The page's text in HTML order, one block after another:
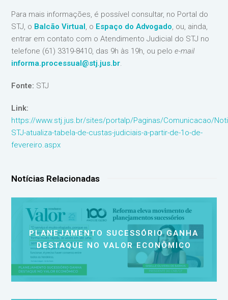
Para mais informações, é possível consultar, no Portal do
STJ, o Balcão Virtual, o Espaço do Advogado, ou, ainda,
entrar em contato com o Atendimento Judicial do STJ no
telefone (61) 3319-8410, das 9h às 19h, ou peloe-mail
informa.processual@stj.jus.br.
Fonte: STJ
Link:
https://www.stj.jus.br/sites/portalp/Paginas/Comunicacao/
STJ-atualiza-tabela-de-custas-judiciais-a-partir-de-1o-de-
fevereiro.aspx
Notícias Relacionadas
PLANEJAMENTO SUCESSÓRIO GANHA
DESTAQUE NO VALOR ECONÔMICO